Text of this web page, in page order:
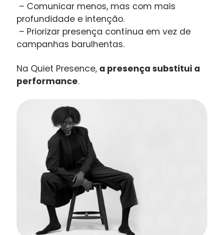
– Comunicar menos, mas com mais
profundidade e intenção.
– Priorizar presença contínua em vez de
campanhas barulhentas.
Na Quiet Presence, a presença substitui a
performance.